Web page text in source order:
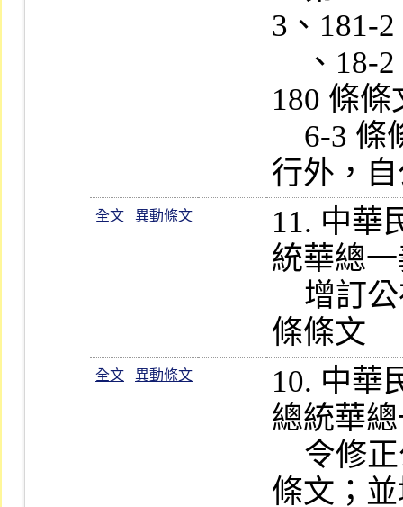
3、181-
180 條
全文 異動條文
11. 中華
統華總
全文 異動條文
10. 中華
總統華